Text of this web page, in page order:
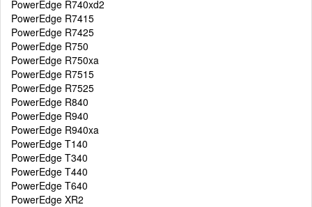
PowerEdge R740xd2
PowerEdge R7415
PowerEdge R7425
PowerEdge R750
PowerEdge R750xa
PowerEdge R7515
PowerEdge R7525
PowerEdge R840
PowerEdge R940
PowerEdge R940xa
PowerEdge T140
PowerEdge T340
PowerEdge T440
PowerEdge T640
PowerEdge XR2